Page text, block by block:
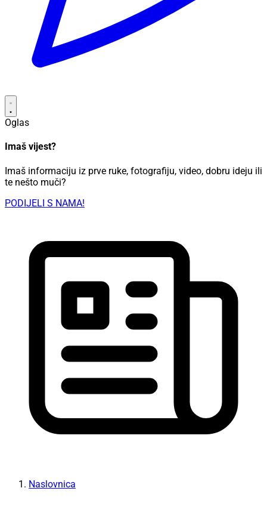
Oglas
Imaš vijest?
Imaš informaciju iz prve ruke, fotografiju, video, dobru ideju ili
te nešto muči?
PODIJELI S NAMA!
Naslovnica